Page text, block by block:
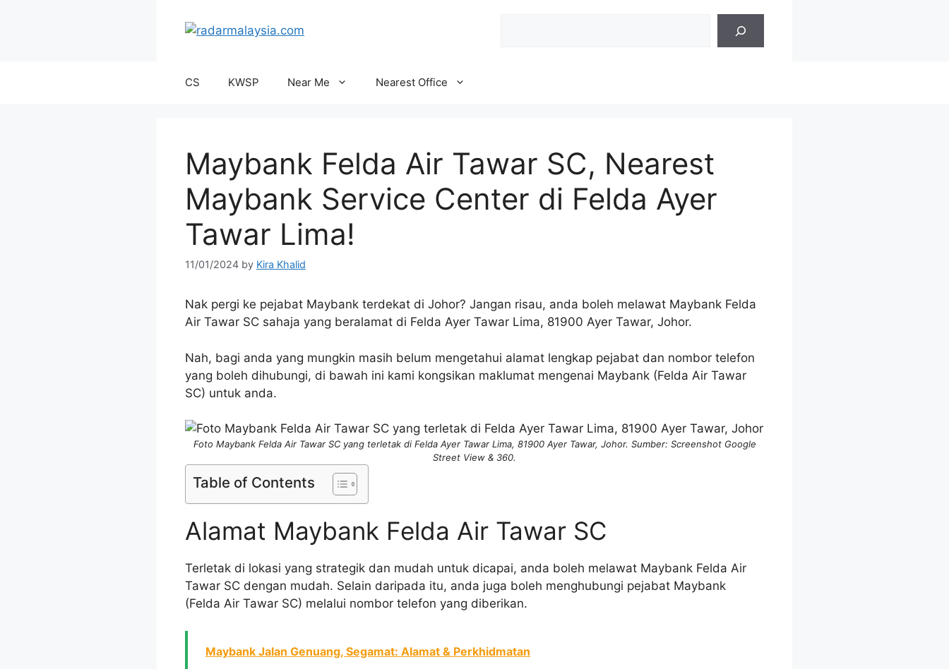
CS KWSP Near Me Nearest Office
Maybank Felda Air Tawar SC, Nearest
Maybank Service Center di Felda Ayer
Tawar Lima!
11/01/2024 by Kira Khalid
Nak pergi ke pejabat Maybank terdekat di Johor? Jangan risau, anda boleh melawat Maybank Felda
Air Tawar SC sahaja yang beralamat di Felda Ayer Tawar Lima, 81900 Ayer Tawar, Johor.
Nah, bagi anda yang mungkin masih belum mengetahui alamat lengkap pejabat dan nombor telefon
yang boleh dihubungi, di bawah ini kami kongsikan maklumat mengenai Maybank (Felda Air Tawar
SC) untuk anda.
Foto Maybank Felda Air Tawar SC yang terletak di Felda Ayer Tawar Lima, 81900 Ayer Tawar, Johor. Sumber: Screenshot Google
Street View & 360.
Table of Contents
Alamat Maybank Felda Air Tawar SC
Terletak di lokasi yang strategik dan mudah untuk dicapai, anda boleh melawat Maybank Felda Air
Tawar SC dengan mudah. Selain daripada itu, anda juga boleh menghubungi pejabat Maybank
(Felda Air Tawar SC) melalui nombor telefon yang diberikan.
Maybank Jalan Genuang, Segamat: Alamat & Perkhidmatan